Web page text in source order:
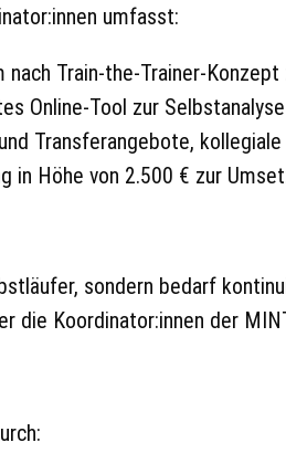
umfasst:
nach Train-the-Trainer-
Online-Tool zur
Transferangebote,
in Höhe von 2.500 € zur
sondern bedarf
die Koordinator:innen der